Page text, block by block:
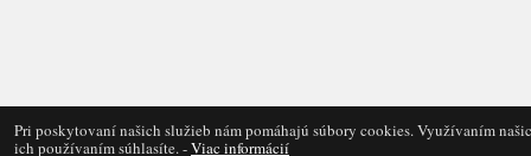
Pri poskytovaní našich služieb nám pomáhajú súbory cookies. Využívaním
ich používaním súhlasíte. -Viac informácií